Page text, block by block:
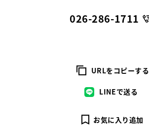
026-286-1711
URLをコピーする
LINEで送る
お気に入り追加